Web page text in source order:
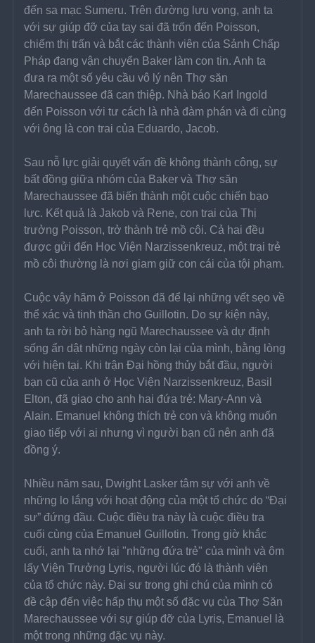
đến sa mạc Sumeru. Trên đường lưu vong, anh ta
với sự giúp đỡ của tay sai đã trốn đến Poisson,
chiếm thị trấn và bắt các thành viên của Sảnh Chấp
Pháp đang vận chuyển Baker làm con tin. Anh ta
đưa ra một số yêu cầu vô lý nên Thợ săn
Marechaussee đã can thiệp. Nhà báo Karl Ingold
đến Poisson với tư cách là nhà đàm phán và đi cùng
với ông là con trai của Eduardo, Jacob.
Sau nỗ lực giải quyết vấn đề không thành công, sự
bất đồng giữa nhóm của Baker và Thợ săn
Marechaussee đã biến thành một cuộc chiến bạo
lực. Kết quả là Jakob và Rene, con trai của Thị
trưởng Poisson, trở thành trẻ mồ côi. Cả hai đều
được gửi đến Học Viện Narzissenkreuz, một trại trẻ
mồ côi thường là nơi giam giữ con cái của tội phạm.
Cuộc vây hãm ở Poisson đã để lại những vết sẹo về
thể xác và tinh thần cho Guillotin. Do sự kiện này,
anh ta rời bỏ hàng ngũ Marechaussee và dự định
sống ẩn dật những ngày còn lại của mình, bằng lòng
với hiện tại. Khi trận Đại hồng thủy bắt đầu, người
bạn cũ của anh ở Học Viện Narzissenkreuz, Basil
Elton, đã giao cho anh hai đứa trẻ: Mary-Ann và
Alain. Emanuel không thích trẻ con và không muốn
giao tiếp với ai nhưng vì người bạn cũ nên anh đã
đồng ý.
Nhiều năm sau, Dwight Lasker tâm sự với anh về
những lo lắng với hoạt động của một tổ chức do “Đại
sư” đứng đầu. Cuộc điều tra này là cuộc điều tra
cuối cùng của Emanuel Guillotin. Trong giờ khắc
cuối, anh ta nhớ lại "những đứa trẻ" của mình và ôm
lấy Viện Trưởng Lyris, người lúc đó là thành viên
của tổ chức này. Đại sư trong ghi chú của mình có
đề cập đến việc hấp thụ một số đặc vụ của Thợ Săn
Marechaussee với sự giúp đỡ của Lyris, Emanuel là
một trong những đặc vụ này.